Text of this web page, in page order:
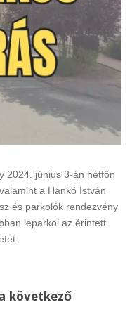
2024. június 3-án hétfőn
a Hankó István
és parkolók rendezvény
leparkol az érintett
következő